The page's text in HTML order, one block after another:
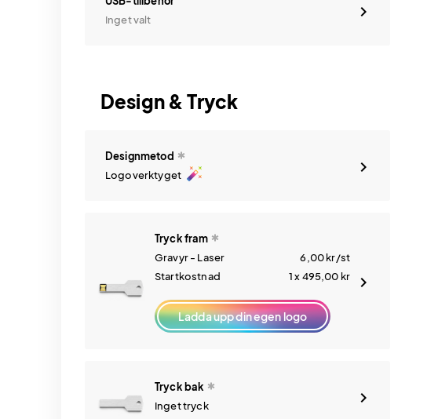
Inget valt
Design & Tryck
Designmetod
Logoverktyget auto_fix_high
Tryck fram
Gravyr - Laser
6,00kr/st
Startkostnad
1 x 495,00 kr
Ladda upp din egen logo
Tryck bak
Inget tryck